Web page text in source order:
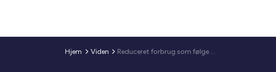
Hjem Viden Reduceret forbrug som følge af stigende priser